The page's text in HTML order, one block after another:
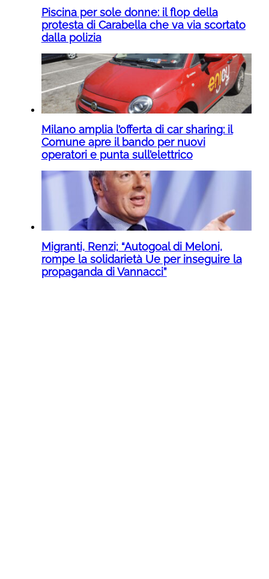
Piscina per sole donne: il flop della
protesta di Carabella che va via scortato
dalla polizia
Milano amplia l’offerta di car sharing: il
Comune apre il bando per nuovi
operatori e punta sull’elettrico
Migranti, Renzi; “Autogoal di Meloni,
rompe la solidarietà Ue per inseguire la
propaganda di Vannacci”